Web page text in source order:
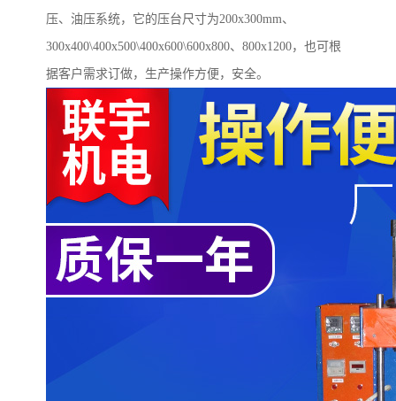
压、油压系统，它的压台尺寸为200x300mm、
300x400\400x500\400x600\600x800、 800x1200，也可根
据客户需求订做，生产操作方便，安全。